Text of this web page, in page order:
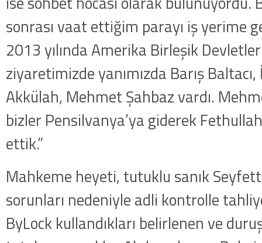
sonrası vaat ettiğim parayı iş yerime
2013 yılında Amerika Birleşik
ziyaretimizde yanımızda Barış
Akkülah, Mehmet Şahbaz vardı.
bizler Pensilvanya’ya giderek
ettik.”
Mahkeme heyeti, tutuklu sanık
sorunları nedeniyle adli kontrolle
ByLock kullandıkları belirlenen ve